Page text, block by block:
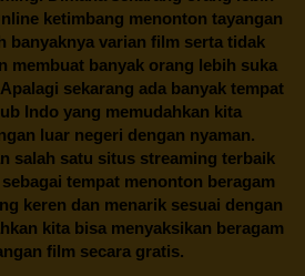
ketimbang menonton tayangan
banyaknya varian film serta tidak
membuat banyak orang lebih suka
sekarang ada banyak tempat
Indo yang memudahkan kita
luar negeri dengan nyaman.
salah satu situs streaming terbaik
tempat menonton beragam
keren dan menarik sesuai dengan
kita bisa menyaksikan beragam
film secara gratis.